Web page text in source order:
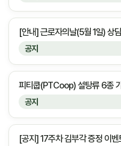
공지
[안내] 근로자의날(5월 1일) 상
공지
피티쿱(PTCoop) 설탕류 6종
[공지] 17주차 김부각 증정 이벤